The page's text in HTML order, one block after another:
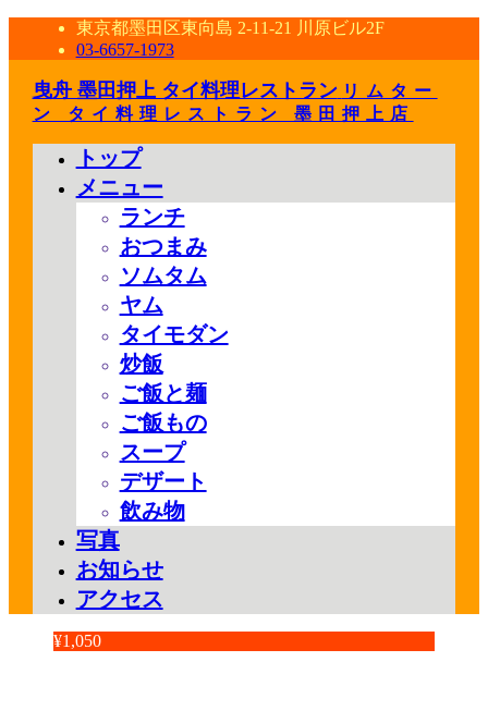
東京都墨田区東向島 2-11-21 川原ビル2F
03-6657-1973
曳舟 墨田押上 タイ料理レストラン リムター
ン タイ料理レストラン 墨田押上店
トップ
メニュー
ランチ
おつまみ
ソムタム
ヤム
タイモダン
炒飯
ご飯と麺
ご飯もの
スープ
デザート
飲み物
写真
お知らせ
アクセス
¥1,050